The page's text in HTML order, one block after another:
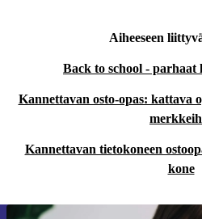
Aiheeseen
Back to school - parhaat
Kannettavan osto-opas: kattava
Kannettavan tietokoneen
kone